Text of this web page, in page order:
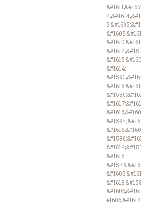
&#1614;
&#1615;
#1606;&#1614;